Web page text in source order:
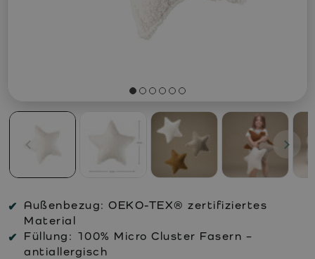
Außenbezug: OEKO-TEX® zertifiziertes
Material
Füllung: 100% Micro Cluster Fasern –
antiallergisch